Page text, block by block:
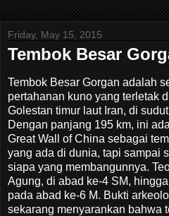
Friday, May 15, 2015
Tembok Besar
Tembok Besar Gorgan adalah
pertahanan kuno yang terletak
Golestan timur laut Iran, di
Dengan panjang 195 km, ini
Great Wall of China sebagai
yang ada di dunia, tapi sampai
siapa yang membangunnya.
Agung, di abad ke-4 SM,
pada abad ke-6 M. Bukti
sekarang menyarankan bahwa